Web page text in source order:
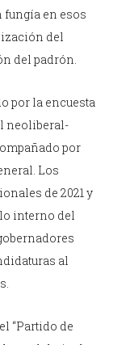
fungía en esos
del
del padrón.
por la encuesta
neoliberal-
por
Los
de 2021 y
interno del
al
“Partido de